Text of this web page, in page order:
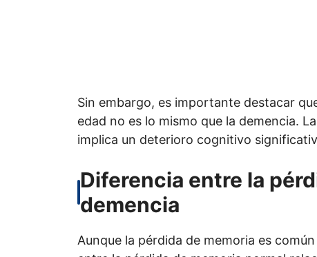
Sin embargo, es importante destacar
edad no es lo mismo que la demencia.
implica un deterioro cognitivo
Diferencia entre la
demencia
Aunque la pérdida de memoria es